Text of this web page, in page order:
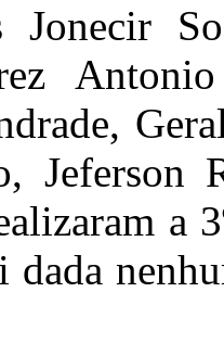
Jonecir
Jeferson
a
dada